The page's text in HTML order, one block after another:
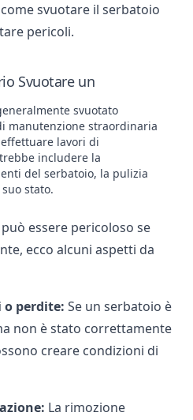
svuotare il serbatoio
pericoli.
Svuotare un
svuotato
manutenzione straordinaria
lavori di
includere la
del serbatoio, la pulizia
stato.
essere pericoloso se
ecco alcuni aspetti da
o perdite: Se un serbatoio è
non è stato correttamente
creare condizioni di
La rimozione